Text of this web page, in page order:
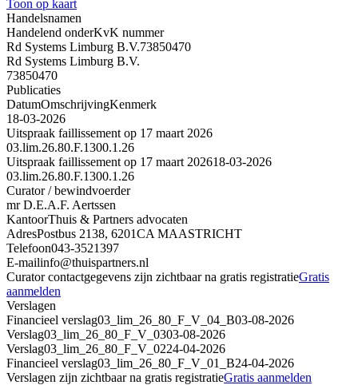
Toon op kaart
Handelsnamen
Handelend onderKvK nummer
Rd Systems Limburg B.V.73850470
Rd Systems Limburg B.V.
73850470
Publicaties
DatumOmschrijvingKenmerk
18-03-2026
Uitspraak faillissement op 17 maart 2026
03.lim.26.80.F.1300.1.26
Uitspraak faillissement op 17 maart 202618-03-2026
03.lim.26.80.F.1300.1.26
Curator / bewindvoerder
mr D.E.A.F. Aertssen
KantoorThuis & Partners advocaten
AdresPostbus 2138, 6201CA MAASTRICHT
Telefoon043-3521397
E-mailinfo@thuispartners.nl
Curator contactgegevens zijn zichtbaar na gratis registratieGratis
aanmelden
Verslagen
Financieel verslag03_lim_26_80_F_V_04_B03-08-2026
Verslag03_lim_26_80_F_V_0303-08-2026
Verslag03_lim_26_80_F_V_0224-04-2026
Financieel verslag03_lim_26_80_F_V_01_B24-04-2026
Verslagen zijn zichtbaar na gratis registratieGratis aanmelden